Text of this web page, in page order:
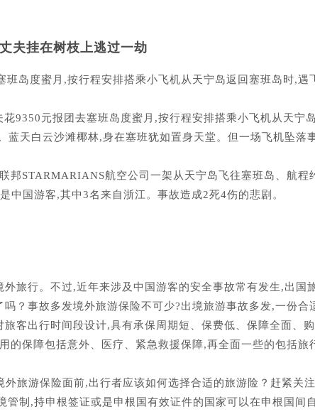
夫挂在树枝上逃过一劫
岛度蜜月,按行程安排搭乘小飞机从天宁岛返回塞班岛时,遇
9350元报团去塞班岛度蜜月,按行程安排搭乘小飞机从天宁
天白云沙滩椰林,身在塞班犹如置身天堂。但一场飞机坠落
邦STARMARIANS航空公司一架从天宁岛飞往塞班岛、航程
中国游客,其中3名来自浙江。事故造成2死4伤的悲剧。
旅行。不过,近年来涉及中国游客的安全事故常有发生,出国
？事故多发境外旅游保险不可少?出境旅游事故多发,一份合
客出行时间段设计,具有承保周期短、保费低、保障全面、
的保障包括意外、医疗、紧急救援保障,再全面一些的包括旅
旅游保险面前,出行者应该如何选择合适的旅游险？赶紧关
制,持申根签证或是申根国有效证件的国家可以在申根国间